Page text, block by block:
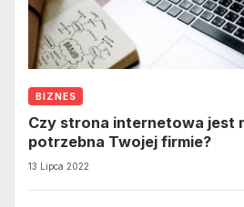
BIZNES
Czy strona internetowa jest
potrzebna Twojej firmie?
13 Lipca 2022